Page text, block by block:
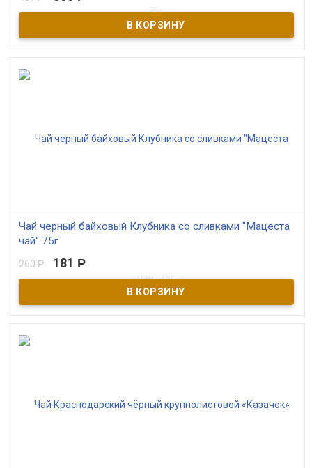
В наличии
Чёрный байховый краснодарский чай высшего сорта с ягодами
малины. ГОСТовский. Самый качественный в серии.
Контролируемое экологическое производство. Выращен в Сочи
Чай черный байховый Клубника со сливками "Мацеста
чай" 75г
В наличии
Вкус и аромат спелых ягод клубники гармонично переплетается
с карамельными нотками черного чая, выращенного на
плантациях Мацестинской долины в окрестностях Сочи. Чай с
260Р 181 Р